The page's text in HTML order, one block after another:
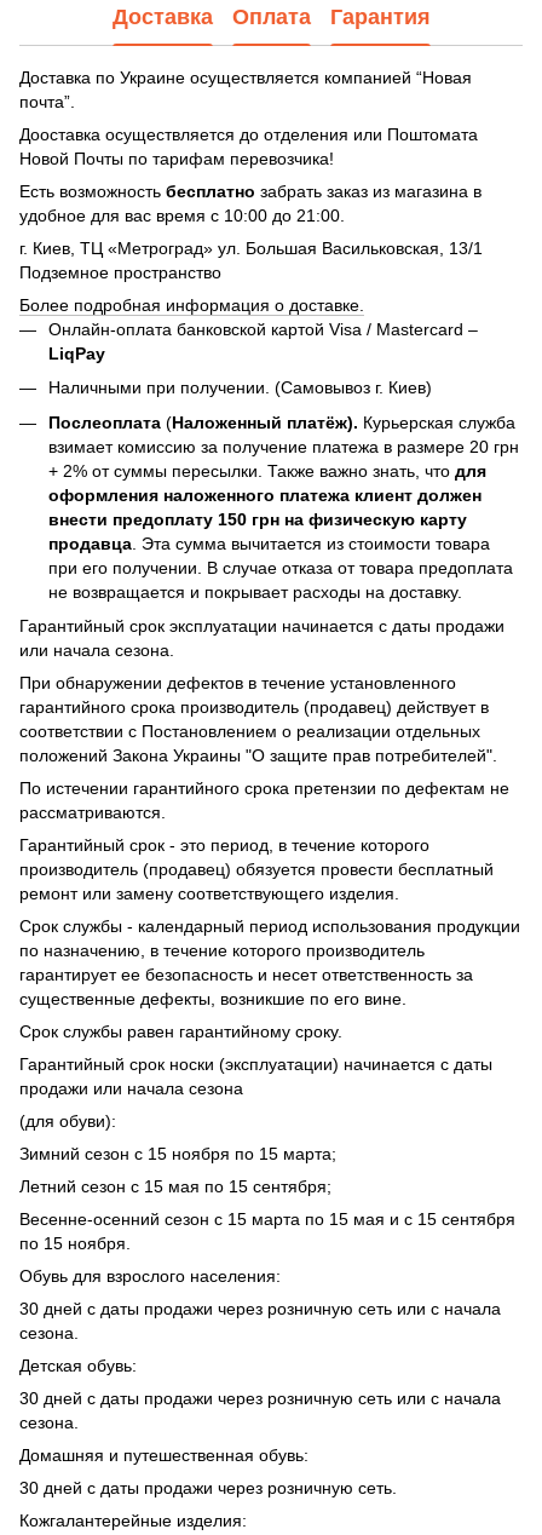
Доставка Оплата Гарантия
Доставка по Украине осуществляется компанией “Новая
почта”.
Дооставка осуществляется до отделения или Поштомата
Новой Почты по тарифам перевозчика!
Есть возможность бесплатно забрать заказ из магазина в
удобное для вас время с 10:00 до 21:00.
г. Киев, ТЦ «Метроград» ул. Большая Васильковская, 13/1
Подземное пространство
Более подробная информация о доставке.
Онлайн-оплата банковской картой Visa / Mastercard –
LiqPay
Наличными при получении. (Самовывоз г. Киев)
Послеоплата (Наложенный платёж). Курьерская служба
взимает комиссию за получение платежа в размере 20 грн
+ 2% от суммы пересылки. Также важно знать, что для
оформления наложенного платежа клиент должен
внести предоплату 150 грн на физическую карту
продавца . Эта сумма вычитается из стоимости товара
при его получении. В случае отказа от товара предоплата
не возвращается и покрывает расходы на доставку.
Гарантийный срок эксплуатации начинается с даты продажи
или начала сезона.
При обнаружении дефектов в течение установленного
гарантийного срока производитель (продавец) действует в
соответствии с Постановлением о реализации отдельных
положений Закона Украины "О защите прав потребителей".
По истечении гарантийного срока претензии по дефектам не
рассматриваются.
Гарантийный срок - это период, в течение которого
производитель (продавец) обязуется провести бесплатный
ремонт или замену соответствующего изделия.
Срок службы - календарный период использования продукции
по назначению, в течение которого производитель
гарантирует ее безопасность и несет ответственность за
существенные дефекты, возникшие по его вине.
Срок службы равен гарантийному сроку.
Гарантийный срок носки (эксплуатации) начинается с даты
продажи или начала сезона
(для обуви):
Зимний сезон с 15 ноября по 15 марта;
Летний сезон с 15 мая по 15 сентября;
Весенне-осенний сезон с 15 марта по 15 мая и с 15 сентября
по 15 ноября.
Обувь для взрослого населения:
30 дней с даты продажи через розничную сеть или с начала
сезона.
Детская обувь:
30 дней с даты продажи через розничную сеть или с начала
сезона.
Домашняя и путешественная обувь:
30 дней с даты продажи через розничную сеть.
Кожгалантерейные изделия: